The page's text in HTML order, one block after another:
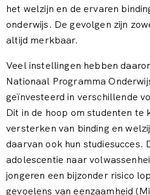
het welzijn en de ervaren
onderwijs. De gevolgen zijn
altijd merkbaar.
Veel instellingen hebben
Nationaal Programma
geïnvesteerd in verschillende
Dit in de hoop om studenten te
versterken van binding en
daarvan ook hun studiesucces.
adolescentie naar
jongeren een bijzonder risico
gevoelens van eenzaamheid